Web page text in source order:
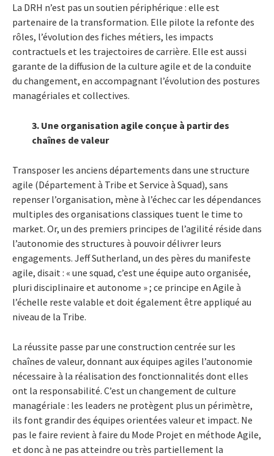
La DRH n’est pas un soutien périphérique : elle est
partenaire de la transformation. Elle pilote la refonte des
rôles, l’évolution des fiches métiers, les impacts
contractuels et les trajectoires de carrière. Elle est aussi
garante de la diffusion de la culture agile et de la conduite
du changement, en accompagnant l’évolution des postures
managériales et collectives.
3. Une organisation agile conçue à partir des
chaînes de valeur
Transposer les anciens départements dans une structure
agile (Département à Tribe et Service à Squad), sans
repenser l’organisation, mène à l’échec car les dépendances
multiples des organisations classiques tuent le time to
market. Or, un des premiers principes de l’agilité réside dans
l’autonomie des structures à pouvoir délivrer leurs
engagements. Jeff Sutherland, un des pères du manifeste
agile, disait : « une squad, c’est une équipe auto organisée,
pluri disciplinaire et autonome » ; ce principe en Agile à
l’échelle reste valable et doit également être appliqué au
niveau de la Tribe.
La réussite passe par une construction centrée sur les
chaînes de valeur, donnant aux équipes agiles l’autonomie
nécessaire à la réalisation des fonctionnalités dont elles
ont la responsabilité. C’est un changement de culture
managériale : les leaders ne protègent plus un périmètre,
ils font grandir des équipes orientées valeur et impact. Ne
pas le faire revient à faire du Mode Projet en méthode Agile,
et donc à ne pas atteindre ou très partiellement la